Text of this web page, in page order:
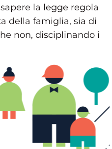
la legge regola
della famiglia, sia di
non, disciplinando i